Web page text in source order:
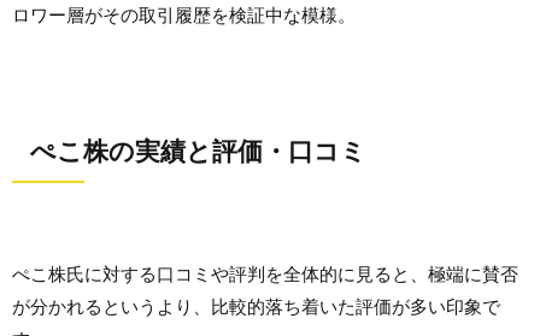
ロワー層がその取引履歴を検証中な模様。
ぺこ株の実績と評価・口コミ
ぺこ株氏に対する口コミや評判を全体的に見ると、極端に賛否
が分かれるというより、比較的落ち着いた評価が多い印象で